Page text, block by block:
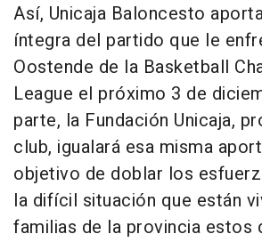
Así, Unicaja Baloncesto
íntegra del partido que le
Oostende de la Basketball
League el próximo 3 de
parte, la Fundación Unicaja,
club, igualará esa misma
objetivo de doblar los
la difícil situación que están
familias de la provincia estos